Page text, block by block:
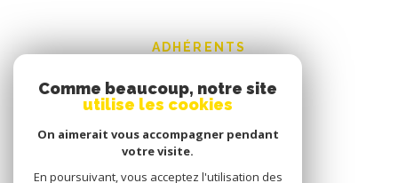
ADHÉRENTS
Comme beaucoup, notre site
utilise les cookies
On aimerait vous accompagner pendant
votre visite.
En poursuivant, vous acceptez l'utilisation des